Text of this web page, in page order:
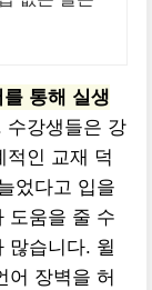
통해 실생
수강생들은 강
적인 교재 덕
었다고 입을
도움을 줄 수
많습니다. 윌
어 장벽을 허